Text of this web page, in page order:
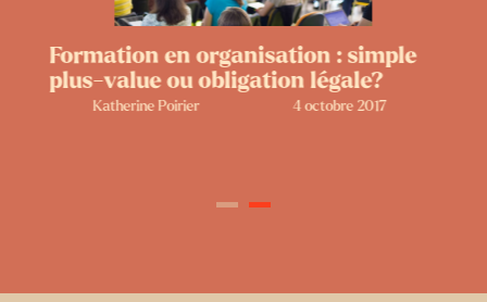
Formation en organisation : simple
plus-value ou obligation légale?
Katherine Poirier 4 octobre 2017